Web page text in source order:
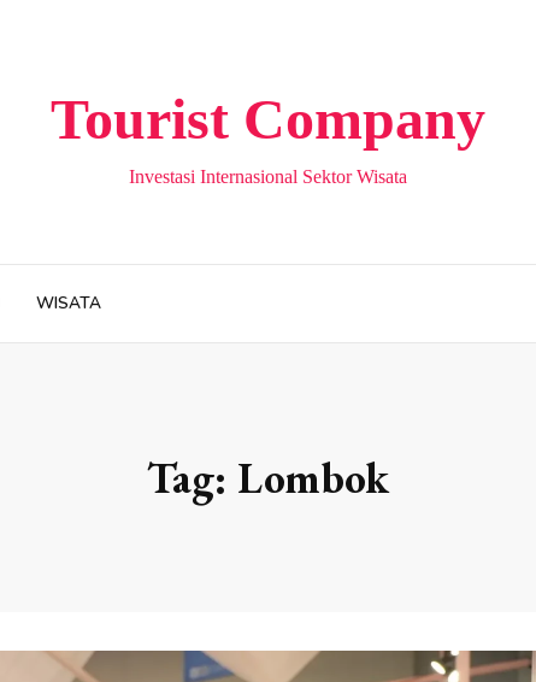
Tourist Company
Investasi Internasional Sektor Wisata
WISATA
Tag: Lombok